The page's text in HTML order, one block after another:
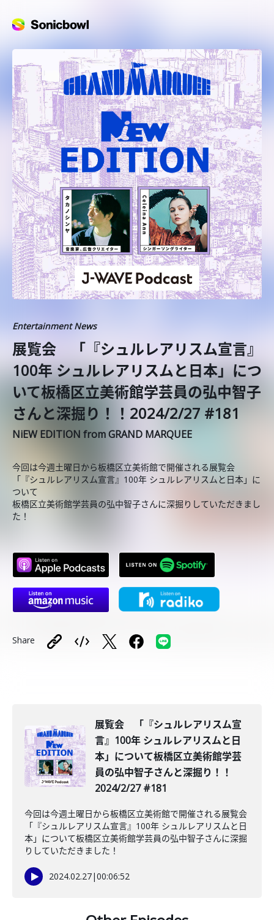
Entertainment News
展覧会 「『シュルレアリスム宣言』
100年 シュルレアリスムと日本」につ
いて板橋区立美術館学芸員の弘中智子
さんと深掘り！！2024/2/27 #181
NiEW EDITION from GRAND MARQUEE
今回は今週土曜日から板橋区立美術館で開催される展覧会
「『シュルレアリスム宣言』100年 シュルレアリスムと日本」に
ついて
板橋区立美術館学芸員の弘中智子さんに深掘りしていただきまし
た！
Share
展覧会 「『シュルレアリスム宣
言』100年 シュルレアリスムと日
本」について板橋区立美術館学芸
員の弘中智子さんと深掘り！！
2024/2/27 #181
今回は今週土曜日から板橋区立美術館で開催される展覧会
「『シュルレアリスム宣言』100年 シュルレアリスムと日
本」について板橋区立美術館学芸員の弘中智子さんに深掘
りしていただきました！
2024.02.27|00:06:52